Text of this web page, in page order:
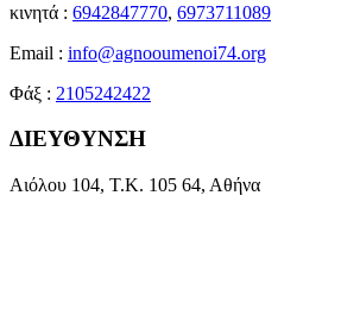
κινητά : 6942847770, 6973711089
Email : info@agnooumenoi74.org
Φάξ : 2105242422
ΔΙΕΥΘΥΝΣΗ
Αιόλου 104, Τ.Κ. 105 64, Αθήνα